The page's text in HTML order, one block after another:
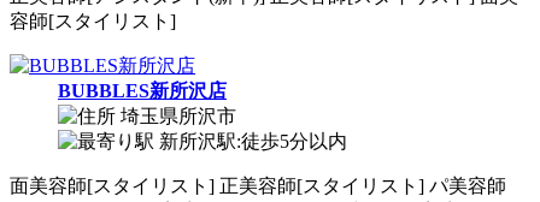
容師[スタイリスト]
BUBBLES新所沢店
埼玉県所沢市
新所沢駅:徒歩5分以内
面美容師[スタイリスト] 正美容師[スタイリスト] パ美容師